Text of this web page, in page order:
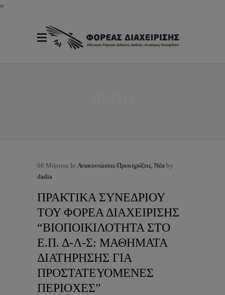
φ
08 Μάρτιος In Ανακοινώσεις-Προκηρύξεις, Νέα by
dadia
ΠΡΑΚΤΙΚΑ ΣΥΝΕΔΡΙΟΥ
ΤΟΥ ΦΟΡΕΑ ΔΙΑΧΕΙΡΙΣΗΣ
“ΒΙΟΠΟΙΚΙΛΟΤΗΤΑ ΣΤΟ
Ε.Π. Δ-Λ-Σ: ΜΑΘΗΜΑΤΑ
ΔΙΑΤΗΡΗΣΗΣ ΓΙΑ
ΠΡΟΣΤΑΤΕΥΟΜΕΝΕΣ
ΠΕΡΙΟΧΕΣ”